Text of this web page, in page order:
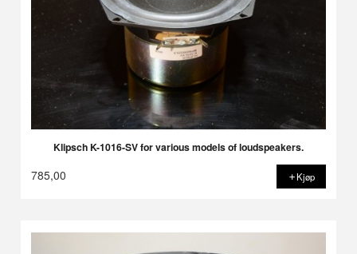
Klipsch K-1016-SV for various models of loudspeakers.
785,00 Kjøp